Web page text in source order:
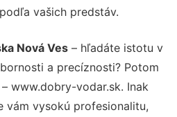
vašich predstáv.
Nová Ves – hľadáte istotu v
a precíznosti? Potom
www.dobry-vodar.sk. Inak
vám vysokú profesionalitu,